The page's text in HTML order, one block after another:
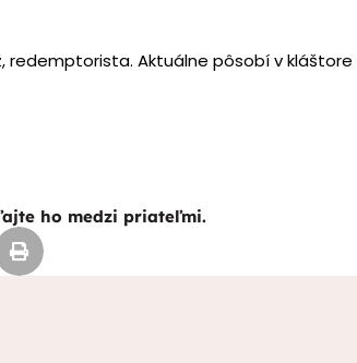
redemptorista. Aktuálne pôsobí v
ho medzi priateľmi.